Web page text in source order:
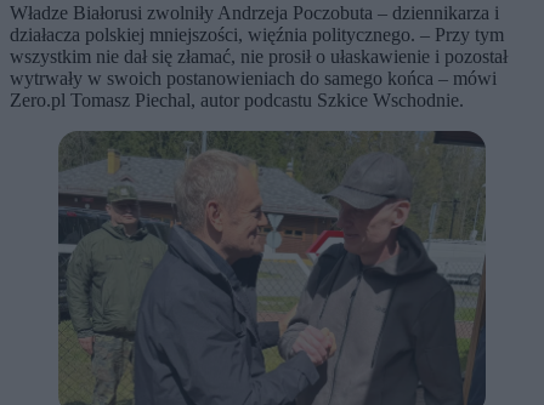
Władze Białorusi zwolniły Andrzeja Poczobuta – dziennikarza i
działacza polskiej mniejszości, więźnia politycznego. – Przy tym
wszystkim nie dał się złamać, nie prosił o ułaskawienie i pozostał
wytrwały w swoich postanowieniach do samego końca – mówi
Zero.pl Tomasz Piechal, autor podcastu Szkice Wschodnie.